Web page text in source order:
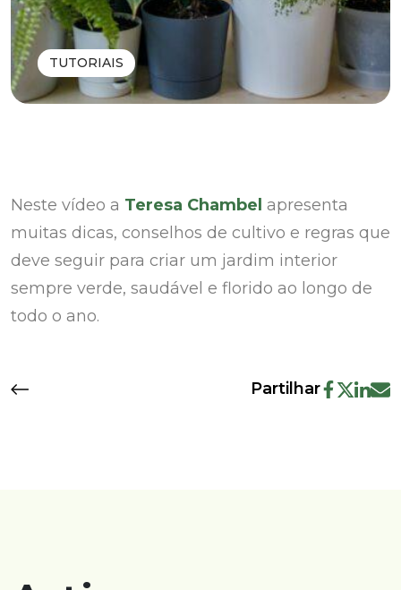
TUTORIAIS
Neste vídeo a Teresa Chambel apresenta
muitas dicas, conselhos de cultivo e regras que
deve seguir para criar um jardim interior
sempre verde, saudável e florido ao longo de
todo o ano.
Partilhar